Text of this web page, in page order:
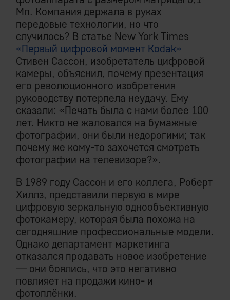
Мп. Компания держала в руках
передовые технологии, но что
случилось? В статье New York Times
«Первый цифровой момент Kodak»
Стивен Сассон, изобретатель цифровой
камеры, объяснил, почему презентация
его революционного изобретения
руководству потерпела неудачу. Ему
сказали: «Печать была с нами более 100
лет. Никто не жаловался на бумажные
фотографии, они были недорогими; так
почему же кому-то захочется смотреть
фотографии на телевизоре?».
В 1989 году Сассон и его коллега, Роберт
Хиллз, представили первую в мире
цифровую зеркальную однообъективную
фотокамеру, которая была похожа на
сегодняшние профессиональные модели.
Однако департамент маркетинга
отказался продавать новое изобретение
— они боялись, что это негативно
повлияет на продажи кино- и
фотоплёнки.